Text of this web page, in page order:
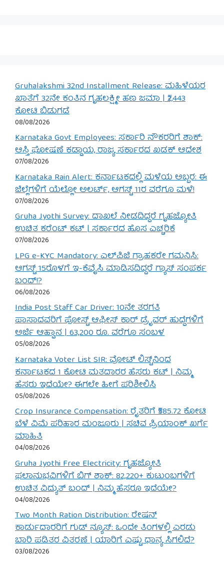
Gruhalakshmi 32nd Installment Release: ಮಹಿಳೆಯರ
ಖಾತೆಗೆ 32ನೇ ಕಂತಿನ ಗೃಹಲಕ್ಷ್ಮೀ ಹಣ ಜಮಾ | ₹2,443
ಕೋಟಿ ಬಿಡುಗಡೆ
08/08/2026
Karnataka Govt Employees: ಸರ್ಕಾರಿ ನೌಕರರಿಗೆ ಶಾಕ್:
ಆಸ್ತಿ ಘೋಷಣೆ ಕಡ್ಡಾಯ, ರಾಜ್ಯ ಸರ್ಕಾರದ ಖಡಕ್ ಆದೇಶ
07/08/2026
Karnataka Rain Alert: ಕರ್ನಾಟಕದಲ್ಲಿ ಮಳೆಯ ಅಬ್ಬರ: ಈ
ಜಿಲ್ಲೆಗಳಿಗೆ ಯೆಲ್ಲೋ ಅಲರ್ಟ್, ಆಗಸ್ಟ್ 11ರ ವರೆಗೂ ಮಳೆ!
07/08/2026
Gruha Jyothi Survey: ದಾಖಲೆ ನೀಡದಿದ್ದರೆ ಗೃಹಜ್ಯೋತಿ
ಉಚಿತ ಕರೆಂಟ್ ಕಟ್ | ಸರ್ಕಾರದ ಹೊಸ ಎಚ್ಚರಿಕೆ
07/08/2026
LPG e-KYC Mandatory: ಎಲ್‌ಪಿಜಿ ಗ್ರಾಹಕರೇ ಗಮನಿಸಿ:
ಆಗಸ್ಟ್ 15ರೊಳಗೆ ಇ-ಕೆವೈಸಿ ಮಾಡಿಸದಿದ್ದರೆ ಗ್ಯಾಸ್ ಸಂಪರ್ಕ
ಬಂದ್!?
06/08/2026
India Post Staff Car Driver: 10ನೇ ತರಗತಿ
ಪಾಸಾದವರಿಗೆ ಪೋಸ್ಟ್ ಆಫೀಸ್ ಕಾರ್ ಡ್ರೈವರ್ ಹುದ್ದೆಗಳಿಗೆ
ಅರ್ಜಿ ಆಹ್ವಾನ | 63,200 ರೂ. ವರೆಗೂ ಸಂಬಳ
05/08/2026
Karnataka Voter List SIR: ವೋಟ್ ಲಿಸ್ಟ್‌ನಿಂದ
ಕರ್ನಾಟಕದ 1 ಕೋಟಿ ಮತದಾರರ ಹೆಸರು ಕಟ್ | ನಿಮ್ಮ
ಹೆಸರು ಇದೆಯೇ? ಈಗಲೇ ಹೀಗೆ ಪರಿಶೀಲಿಸಿ
05/08/2026
Crop Insurance Compensation: ರೈತರಿಗೆ ₹585.72 ಕೋಟಿ
ಬೆಳೆ ವಿಮೆ ಪರಿಹಾರ ಮಂಜೂರು | ಸಚಿವ ಪ್ರಿಯಾಂಕ್ ಖರ್ಗೆ
ಮಾಹಿತಿ
04/08/2026
Gruha Jyothi Free Electricity: ಗೃಹಜ್ಯೋತಿ
ಫಲಾನುಭವಿಗಳಿಗೆ ಬಿಗ್ ಶಾಕ್: 82,220+ ಕುಟುಂಬಗಳಿಗೆ
ಉಚಿತ ವಿದ್ಯುತ್ ಬಂದ್ | ನಿಮ್ಮ ಹೆಸರೂ ಇದೆಯೇ?
04/08/2026
Two Month Ration Distribution: ರೇಷನ್
ಕಾರ್ಡುದಾರರಿಗೆ ಗುಡ್ ನ್ಯೂಸ್: ಒಂದೇ ತಿಂಗಳಲ್ಲಿ ಎರಡು
ಬಾರಿ ಪಡಿತರ ವಿತರಣೆ | ಯಾರಿಗೆ ಎಷ್ಟು ಧಾನ್ಯ ಸಿಗಲಿದೆ?
03/08/2026